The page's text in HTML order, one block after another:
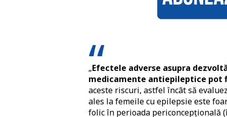
„Efectele adverse asupra
medicamente antiepileptice pot
aceste riscuri, astfel încât să
ales la femeile cu epilepsie este
folic în perioada periconcepțională